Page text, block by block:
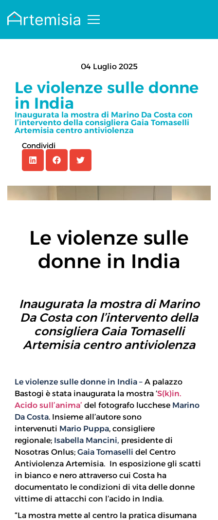
04 Luglio 2025
Le violenze sulle donne
in India
Inaugurata la mostra di Marino Da Costa con
l’intervento della consigliera Gaia Tomaselli
Artemisia centro antiviolenza
Condividi
Le violenze sulle
donne in India
Inaugurata la mostra di Marino
Da Costa con l’intervento della
consigliera Gaia Tomaselli
Artemisia centro antiviolenza
Le violenze sulle donne in India – A palazzo
Bastogi è stata inaugurata la mostra ‘S(k)in.
Acido sull’anima’ del fotografo lucchese Marino
Da Costa. Insieme all’autore sono
intervenuti Mario Puppa, consigliere
regionale; Isabella Mancini, presidente di
Nosotras Onlus; Gaia Tomaselli del Centro
Antiviolenza Artemisia. In esposizione gli scatti
in bianco e nero attraverso cui Costa ha
documentato le condizioni di vita delle donne
vittime di attacchi con l’acido in India.
“La mostra mette al centro la pratica disumana